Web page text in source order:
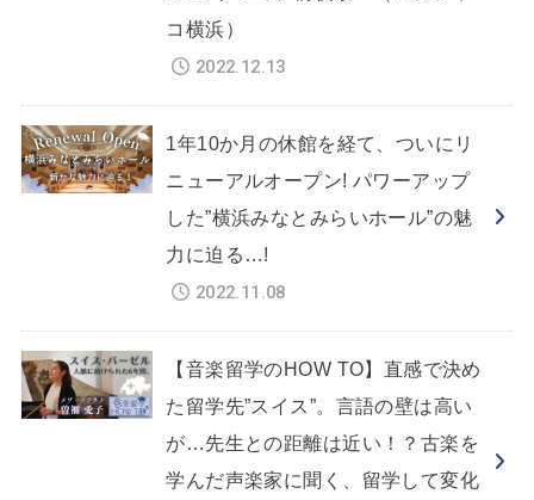
コ横浜）
2022.12.13
1年10か月の休館を経て、ついにリ
ニューアルオープン! パワーアップ
した”横浜みなとみらいホール”の魅
力に迫る…!
2022.11.08
【音楽留学のHOW TO】直感で決め
た留学先”スイス”。言語の壁は高い
が…先生との距離は近い！？古楽を
学んだ声楽家に聞く、留学して変化